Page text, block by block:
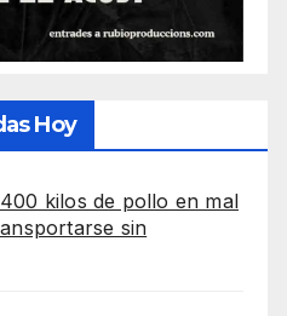
Hoy
kilos de pollo en mal
sin